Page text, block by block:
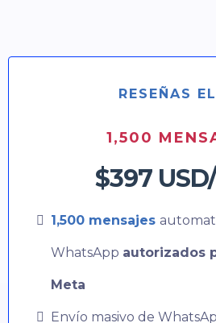
RESEÑAS
1,500
$397
1,500 mensajes
WhatsApp autorizados
Meta
Envío masivo de